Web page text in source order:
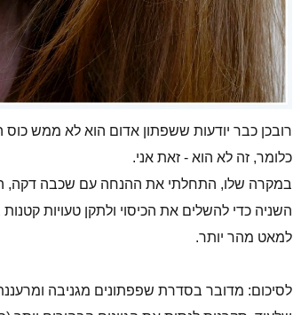
כלומר, זה לא הוא - זאת אני.
במקרה שלו, התחלתי את ההנחה עם שכבה דקה,
השניה כדי להשלים את הכיסוי ולתקן טעויות
למאט מהר יותר.
לסיכום: מדובר בסדרת שפפתונים מגניבה